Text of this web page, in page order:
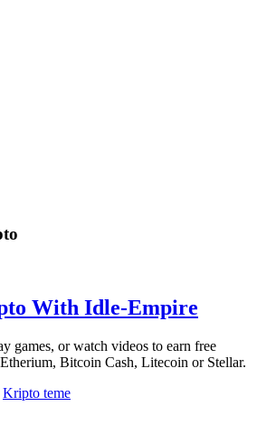
With Idle-Empire
games, or watch videos to earn free
Bitcoin Cash, Litecoin or Stellar.
Kripto teme